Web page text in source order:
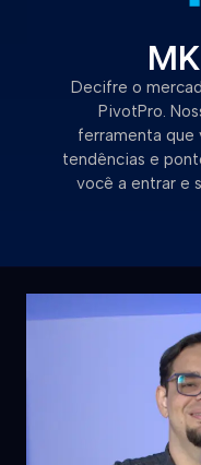
Decifre o
PivotPro.
ferramenta que
tendências e
você a entrar e